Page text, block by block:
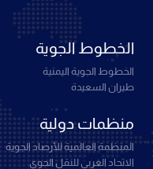
الخطوط الجوية
الخطوط الجوية اليمنية
طيران السعيدة
منظمات دولية
المنظمة العالمية للأرصاد الجوية
الاتحاد العربي للنقل الجوي